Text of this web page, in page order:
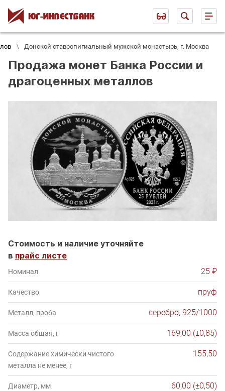
Донской ставропигиальный мужской монастырь, г. Москва
Продажа монет Банка России и
драгоценных металлов
Стоимость и наличие уточняйте
в прайс листе
Номинал 25 ₽
Качество пруф
Металл, проба серебро, 925/1000
Масса общая, г 169,00 (±0,85)
Содержание химически чистого
металла не менее, г
155,50
Диаметр, мм 60,00 (±0,50)